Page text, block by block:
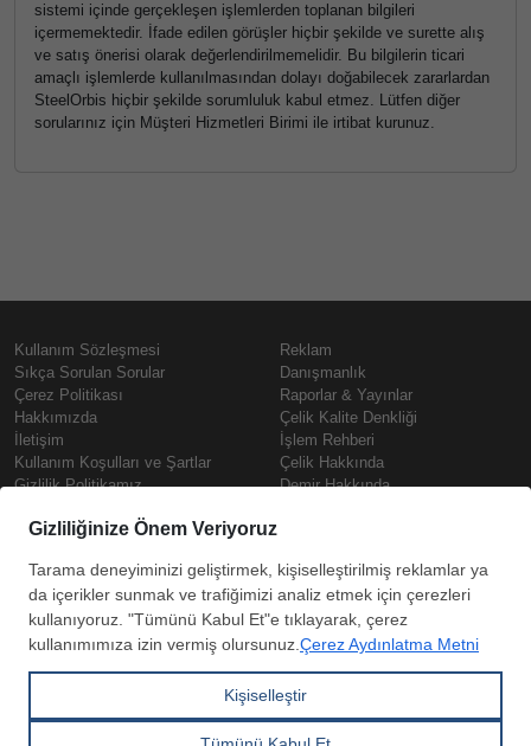
sistemi içinde gerçekleşen işlemlerden toplanan bilgileri
içermemektedir. İfade edilen görüşler hiçbir şekilde ve surette alış
ve satış önerisi olarak değerlendirilmemelidir. Bu bilgilerin ticari
amaçlı işlemlerde kullanılmasından dolayı doğabilecek zararlardan
SteelOrbis hiçbir şekilde sorumluluk kabul etmez. Lütfen diğer
sorularınız için Müşteri Hizmetleri Birimi ile irtibat kurunuz.
Kullanım Sözleşmesi
Sıkça Sorulan Sorular
Çerez Politikası
Hakkımızda
İletişim
Kullanım Koşulları ve Şartlar
Gizlilik Politikamız
Prime
Reklam
Danışmanlık
Raporlar & Yayınlar
Çelik Kalite Denkliği
İşlem Rehberi
Çelik Hakkında
Demir Hakkında
Çelik Fiyatları
Demir Fiyatları
Güncel Hurda Fiyatları
Kutu Profil Fiyatları
Copyright © SteelOrbis Elektronik
Tüm hakları saklıdır